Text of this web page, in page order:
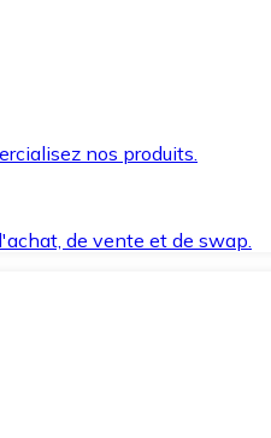
nos produits.
de vente et de swap.